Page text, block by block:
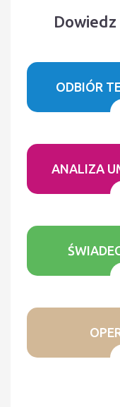
Dowiedz
ODBIÓR
ANALIZA